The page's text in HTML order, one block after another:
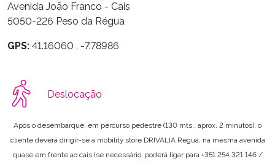
Avenida João Franco - Cais
5050-226 Peso da Régua
GPS: 41.16060 , -7.78986
Deslocação
Após o desembarque, em percurso pedestre (130 mts., aprox. 2 minutos), o
cliente deverá dirigir-se à mobility store DRIVALIA Régua, na mesma avenida
quase em frente ao cais (se necessário, poderá ligar para +351 254 321 146 /